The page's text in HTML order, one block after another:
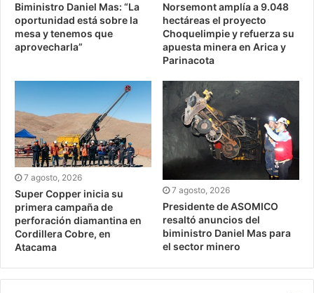
Biministro Daniel Mas: “La
oportunidad está sobre la
mesa y tenemos que
aprovecharla”
Norsemont amplía a 9.048
hectáreas el proyecto
Choquelimpie y refuerza su
apuesta minera en Arica y
Parinacota
7 agosto, 2026
Super Copper inicia su
primera campaña de
perforación diamantina en
Cordillera Cobre, en
Atacama
7 agosto, 2026
Presidente de ASOMICO
resaltó anuncios del
biministro Daniel Mas para
el sector minero